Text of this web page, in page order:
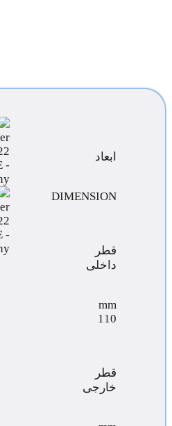
ابعاد
DIMENSION
قطر
داخلی
mm
110
قطر
خارجی